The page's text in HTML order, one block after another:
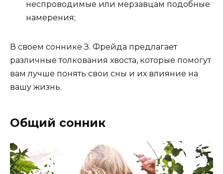
неспроводимые или мерзавцам подобные
намерения;
В своем соннике З. Фрейда предлагает
различные толкования хвоста, которые помогут
вам лучше понять свои сны и их влияние на
вашу жизнь.
Общий сонник